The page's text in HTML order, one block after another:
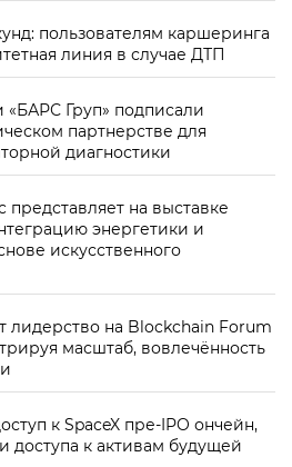
пользователям каршеринга
линия в случае ДТП
Груп» подписали
партнерстве для
диагностики
представляет на выставке
энергетики и
искусственного
лидерство на Blockchain Forum
масштаб, вовлечённость
к SpaceX пре-IPO ончейн,
доступа к активам будущей